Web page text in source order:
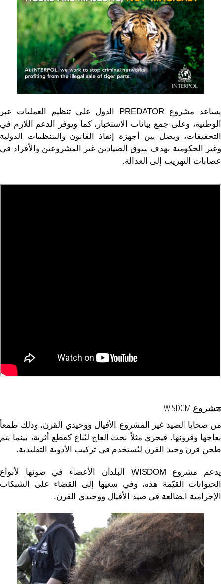
يساعد مشروع PREDATOR الدول على تنظيم العمليات عبر
الوطنية، وعلى جمع بيانات الاستخبار، كما ويوفر الدعم اللازم في
التحقيقات، ويصل بين أجهزة إنفاذ القانون والمنظمات الدولية
وغير الحكومية بهدف سوق الصيادين غير المشروعين والأفراد في
عصابات التهريب إلى العدالة.
مشروع WISDOM
من ضحايا الصيد غير المشروع الأفيال ووحيدي القرن، وذلك طمعاً
بعاجها وقرونها. فيجري مثلاً نحت العاج ليُباع كقطع أثرية، بينما يتم
طحن قرن وحيد القرن ليُستخدم في تركيب الأدوية التقليدية.
يدعم مشروع WISDOM البلدان الأعضاء في صونها لأنواع
الحيوانات القيّمة هذه، وفي سعيها إلى القضاء على الشبكات
الإجرامية الضالعة في صيد الأفيال ووحيدي القرن.